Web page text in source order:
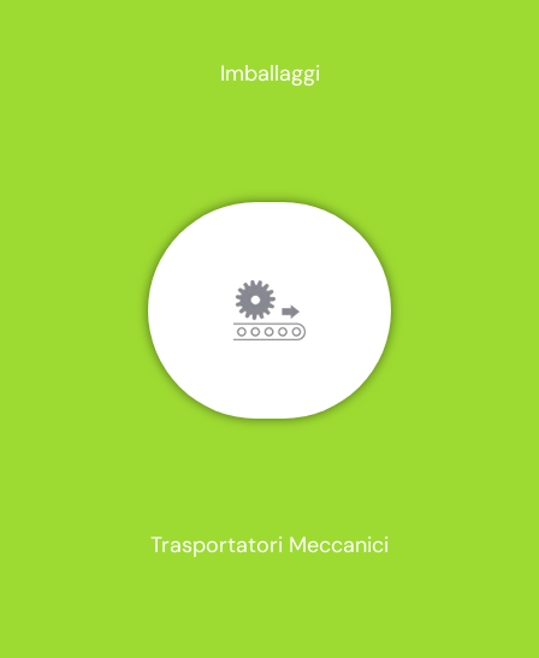
Imballaggi
Trasportatori Meccanici